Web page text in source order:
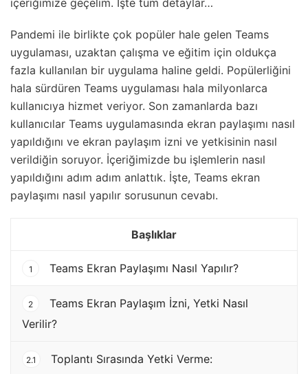
içeriğimize geçelim. İşte tüm detaylar…
Pandemi ile birlikte çok popüler hale gelen Teams
uygulaması, uzaktan çalışma ve eğitim için oldukça
fazla kullanılan bir uygulama haline geldi. Popülerliğini
hala sürdüren Teams uygulaması hala milyonlarca
kullanıcıya hizmet veriyor. Son zamanlarda bazı
kullanıcılar Teams uygulamasında ekran paylaşımı nasıl
yapıldığını ve ekran paylaşım izni ve yetkisinin nasıl
verildiğin soruyor. İçeriğimizde bu işlemlerin nasıl
yapıldığını adım adım anlattık. İşte, Teams ekran
paylaşımı nasıl yapılır sorusunun cevabı.
Başlıklar
1 Teams Ekran Paylaşımı Nasıl Yapılır?
2
Teams Ekran Paylaşım İzni, Yetki Nasıl
Verilir?
2.1 Toplantı Sırasında Yetki Verme: